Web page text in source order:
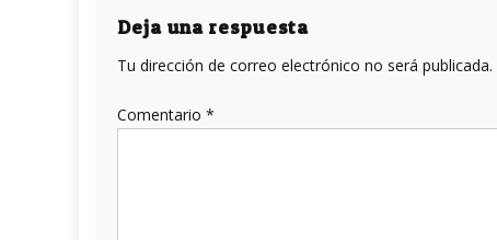
entradas
Deja una respuesta
Tu dirección de correo electrónico no será publicada.
Comentario *